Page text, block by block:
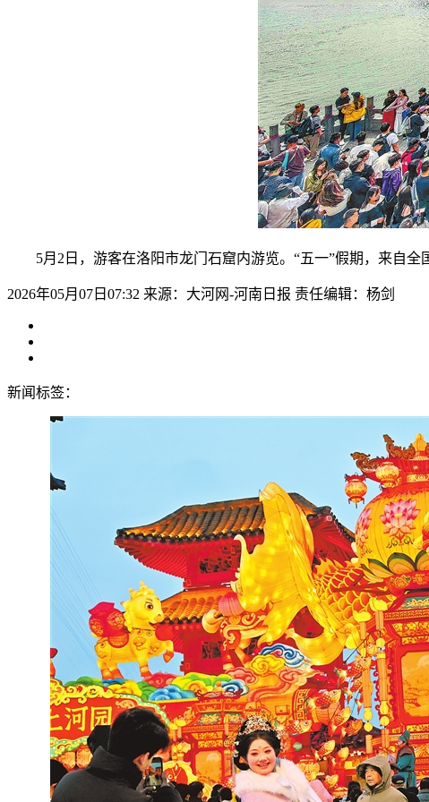
5月2日，游客在洛阳市龙门石窟内游览。“五一”假期，来自全
2026年05月07日07:32 来源：大河网-河南日报 责任编辑：杨剑
新闻标签：